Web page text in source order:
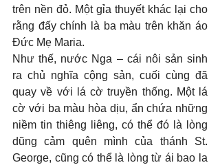
trên nền đỏ. Một gỉa thuyết khác lại cho
rằng đấy chính là ba màu trên khăn áo
Đức Mẹ Maria.
Như thế, nước Nga – cái nôi sản sinh
ra chủ nghĩa cộng sản, cuối cùng đã
quay về với lá cờ truyền thống. Một lá
cờ với ba màu hòa dịu, ẩn chứa những
niềm tin thiêng liêng, có thể đó là lòng
dũng cảm quên mình của thánh St.
George, cũng có thể là lòng từ ái bao la